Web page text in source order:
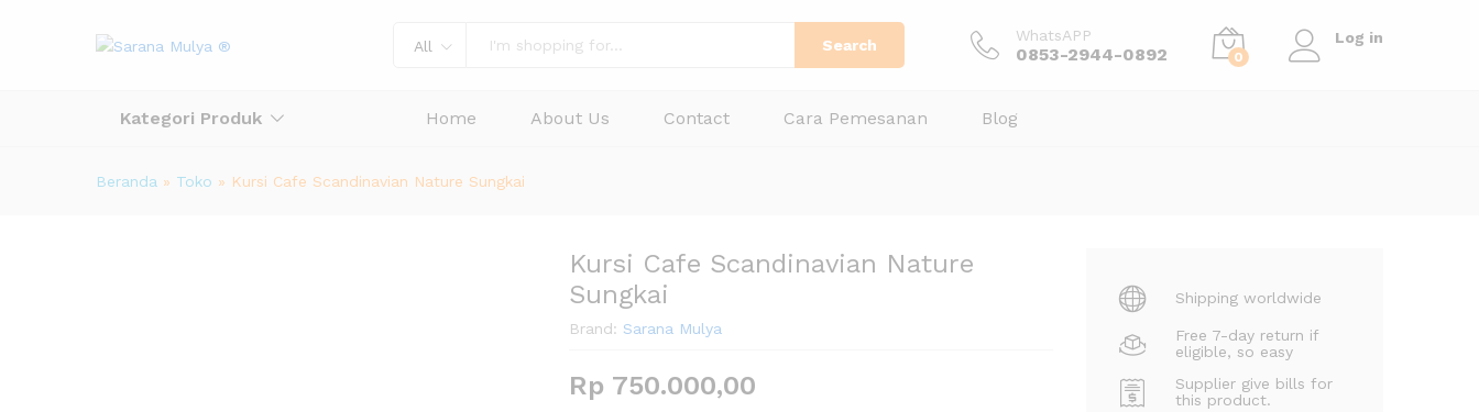
All Search
WhatsAPP
0853-2944-0892 0
Log in
Kategori Produk Home About Us Contact Cara Pemesanan Blog
Beranda » Toko » Kursi Cafe Scandinavian Nature Sungkai
Kursi Cafe Scandinavian Nature
Sungkai
Brand: Sarana Mulya
Rp 750.000,00
Shipping worldwide
Free 7-day return if
eligible, so easy
Supplier give bills for
this product.